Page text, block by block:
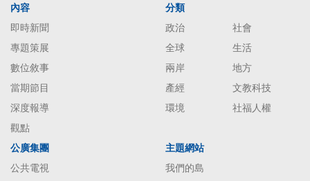
內容
即時新聞
專題策展
數位敘事
當期節目
深度報導
觀點
分類
政治
社會
全球
生活
兩岸
地方
產經
文教科技
環境
社福人權
公廣集團
公共電視
主題網站
我們的島